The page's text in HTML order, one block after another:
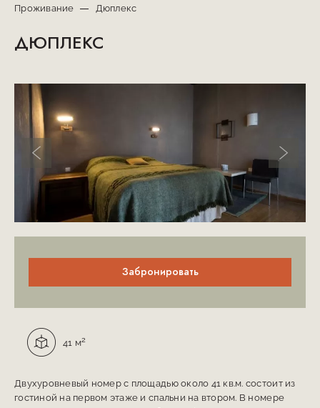
КОНТАКТЫ
Проживание Дюплекс
ДЮПЛЕКС
Предыдущий слайд
Забронировать
Описание номера
Площадь:
41 м2
Двухуровневый номер с площадью около 41 кв.м. состоит из
гостиной на первом этаже и спальни на втором. В номере